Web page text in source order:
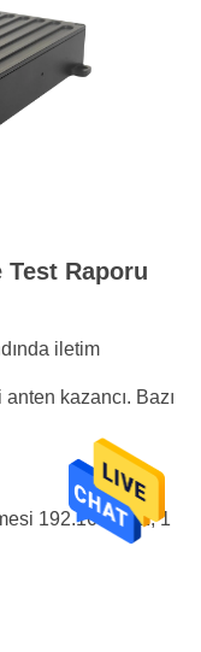
Test Raporu
iletim
kazancı. Bazı
192.168.1.12, 1